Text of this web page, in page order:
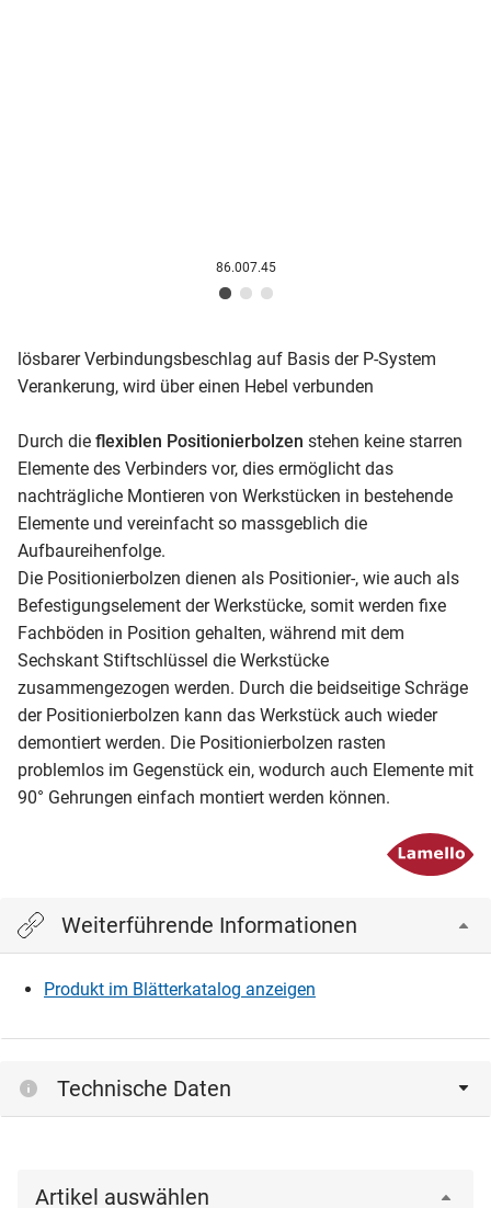
86.007.45
lösbarer Verbindungsbeschlag auf Basis der P-System
Verankerung, wird über einen Hebel verbunden
Durch die flexiblen Positionierbolzen stehen keine starren
Elemente des Verbinders vor, dies ermöglicht das
nachträgliche Montieren von Werkstücken in bestehende
Elemente und vereinfacht so massgeblich die
Aufbaureihenfolge.
Die Positionierbolzen dienen als Positionier-, wie auch als
Befestigungselement der Werkstücke, somit werden fixe
Fachböden in Position gehalten, während mit dem
Sechskant Stiftschlüssel die Werkstücke
zusammengezogen werden. Durch die beidseitige Schräge
der Positionierbolzen kann das Werkstück auch wieder
demontiert werden. Die Positionierbolzen rasten
problemlos im Gegenstück ein, wodurch auch Elemente mit
90° Gehrungen einfach montiert werden können.
Weiterführende Informationen
Produkt im Blätterkatalog anzeigen
Technische Daten
Artikel auswählen